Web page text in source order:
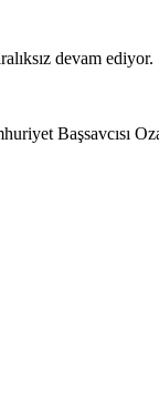
devam ediyor.
Başsavcısı